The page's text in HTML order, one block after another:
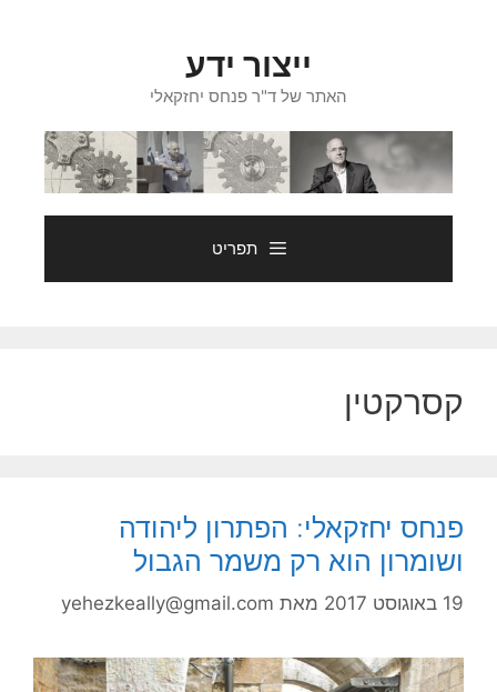
ייצור ידע
האתר של ד"ר פנחס יחזקאלי
תפריט
קסרקטין
פנחס יחזקאלי: הפתרון ליהודה
ושומרון הוא רק משמר הגבול
19 באוגוסט 2017 מאת yehezkeally@gmail.com